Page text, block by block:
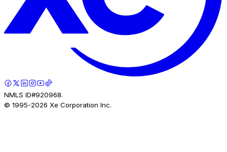
NMLS ID#920968.
© 1995-2026 Xe Corporation Inc.